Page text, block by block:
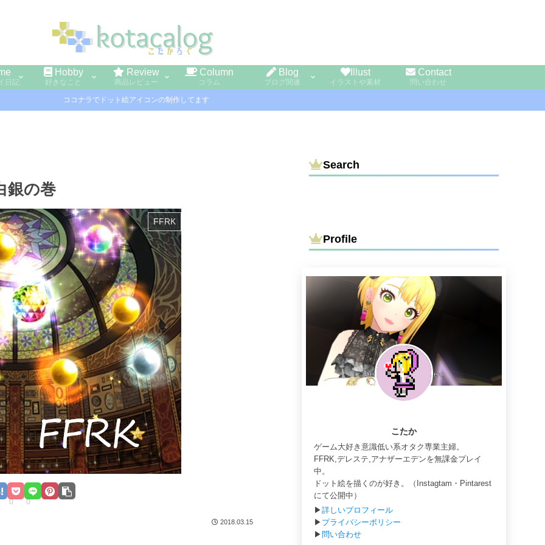
日記
Hobby
好きなこと
Review
商品レビュー
Column
コラム
Blog
ブログ関連
Illust
イラストや素材
Contact
問い合わせ
ココナラでドット絵アイコンの制作してます
銀の巻
FFRK
0 0
2018.03.15
Search
Profile
こたか
ゲーム大好き意識低い系オタク専業主婦。
FFRK,デレステ,アナザーエデンを無課金プレイ
中。
ドット絵を描くのが好き。（Instagtam・Pintarest
にて公開中）
▶詳しいプロフィール
▶ プライバシーポリシー
▶問い合わせ